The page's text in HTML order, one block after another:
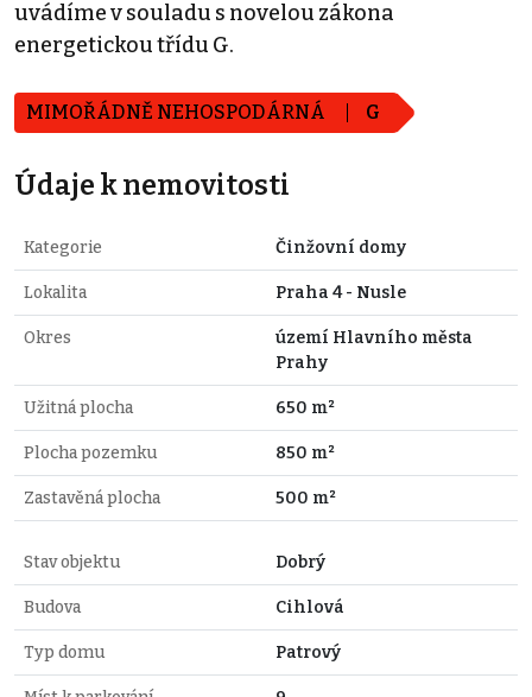
uvádíme v souladu s novelou zákona
energetickou třídu G.
MIMOŘÁDNĚ NEHOSPODÁRNÁ G
Údaje k nemovitosti
Kategorie Činžovní domy
Lokalita Praha 4 - Nusle
Okres
území Hlavního města
Prahy
Užitná plocha 650 m²
Plocha pozemku 850 m²
Zastavěná plocha 500 m²
Stav objektu Dobrý
Budova Cihlová
Typ domu Patrový